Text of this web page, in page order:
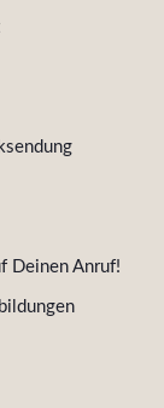
Deinen Anruf!